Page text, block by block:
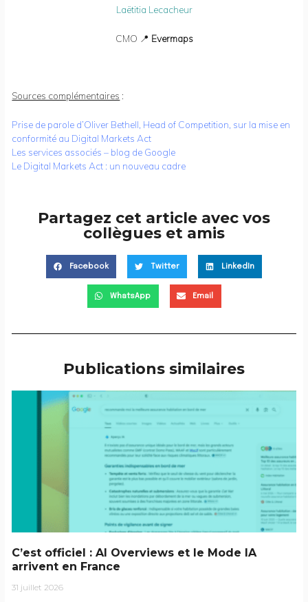
Laëtitia Lecacheur
CMO 📍 Evermaps
Sources complémentaires :
Prise de parole d’Oliver Bethell, Head of Competition, sur la mise en
conformité au Digital Markets Act
L es services associés – blog de Google
Le Digital Markets Act : un nouveau cadre
Partagez cet article avec vos
collègues et amis
Facebook Twitter LinkedIn
WhatsApp Email
Publications similaires
C’est officiel : AI Overviews et le Mode IA
arrivent en France
31 juillet 2026